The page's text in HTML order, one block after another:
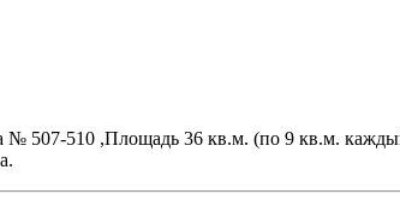
507-510 ,Площадь 36 кв.м. (по 9 кв.м.